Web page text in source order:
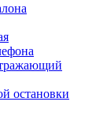
остановки